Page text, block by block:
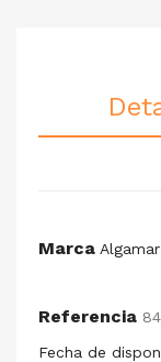
Marca Algamar
Referencia
Fecha de